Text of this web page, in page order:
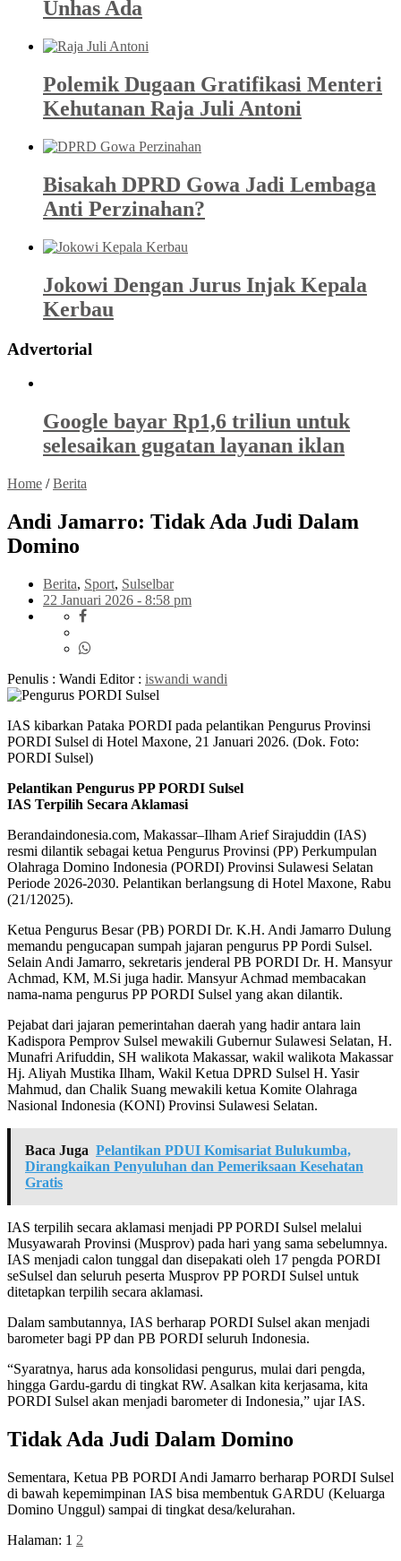
Unhas Ada
Polemik Dugaan Gratifikasi Menteri
Kehutanan Raja Juli Antoni
Bisakah DPRD Gowa Jadi Lembaga
Anti Perzinahan?
Jokowi Dengan Jurus Injak Kepala
Kerbau
Advertorial
Google bayar Rp1,6 triliun untuk
selesaikan gugatan layanan iklan
Home /Berita
Andi Jamarro: Tidak Ada Judi Dalam
Domino
Berita, Sport, Sulselbar
22 Januari 2026 - 8:58 pm
Penulis : Wandi Editor : iswandi wandi
IAS kibarkan Pataka PORDI pada pelantikan Pengurus Provinsi
PORDI Sulsel di Hotel Maxone, 21 Januari 2026. (Dok. Foto:
PORDI Sulsel)
Pelantikan Pengurus PP PORDI Sulsel
IAS Terpilih Secara Aklamasi
Berandaindonesia.com, Makassar–Ilham Arief Sirajuddin (IAS)
resmi dilantik sebagai ketua Pengurus Provinsi (PP) Perkumpulan
Olahraga Domino Indonesia (PORDI) Provinsi Sulawesi Selatan
Periode 2026-2030. Pelantikan berlangsung di Hotel Maxone, Rabu
(21/12025).
Ketua Pengurus Besar (PB) PORDI Dr. K.H. Andi Jamarro Dulung
memandu pengucapan sumpah jajaran pengurus PP Pordi Sulsel.
Selain Andi Jamarro, sekretaris jenderal PB PORDI Dr. H. Mansyur
Achmad, KM, M.Si juga hadir. Mansyur Achmad membacakan
nama-nama pengurus PP PORDI Sulsel yang akan dilantik.
Pejabat dari jajaran pemerintahan daerah yang hadir antara lain
Kadispora Pemprov Sulsel mewakili Gubernur Sulawesi Selatan, H.
Munafri Arifuddin, SH walikota Makassar, wakil walikota Makassar
Hj. Aliyah Mustika Ilham, Wakil Ketua DPRD Sulsel H. Yasir
Mahmud, dan Chalik Suang mewakili ketua Komite Olahraga
Nasional Indonesia (KONI) Provinsi Sulawesi Selatan.
Baca Juga Pelantikan PDUI Komisariat Bulukumba,
Dirangkaikan Penyuluhan dan Pemeriksaan Kesehatan
Gratis
IAS terpilih secara aklamasi menjadi PP PORDI Sulsel melalui
Musyawarah Provinsi (Musprov) pada hari yang sama sebelumnya.
IAS menjadi calon tunggal dan disepakati oleh 17 pengda PORDI
seSulsel dan seluruh peserta Musprov PP PORDI Sulsel untuk
ditetapkan terpilih secara aklamasi.
Dalam sambutannya, IAS berharap PORDI Sulsel akan menjadi
barometer bagi PP dan PB PORDI seluruh Indonesia.
“Syaratnya, harus ada konsolidasi pengurus, mulai dari pengda,
hingga Gardu-gardu di tingkat RW. Asalkan kita kerjasama, kita
PORDI Sulsel akan menjadi barometer di Indonesia,” ujar IAS.
Tidak Ada Judi Dalam Domino
Sementara, Ketua PB PORDI Andi Jamarro berharap PORDI Sulsel
di bawah kepemimpinan IAS bisa membentuk GARDU (Keluarga
Domino Unggul) sampai di tingkat desa/kelurahan.
Halaman: 1 2